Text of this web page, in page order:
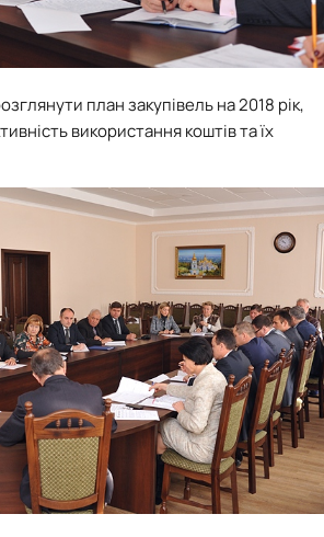
план закупівель на 2018 рік,
використання коштів та їх